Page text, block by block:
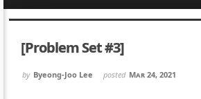
[Problem Set #3]
by Byeong-Joo Lee posted Mar 24, 2021
Sketchbook5, 스케치북5
Sketchbook5, 스케치북5